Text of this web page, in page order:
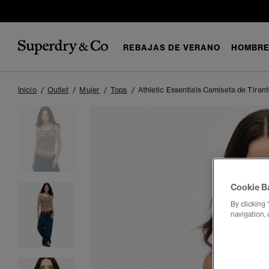
REBAJAS DE VERANO HOMBRE
Inicio Outlet Mujer Tops Athletic Essentials Camiseta de
Cookie
By clicking
navigation,